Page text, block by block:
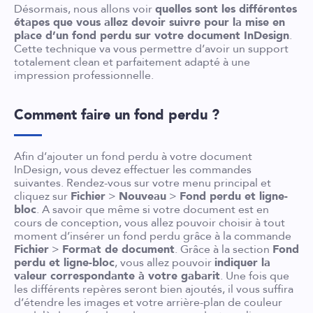
Désormais, nous allons voirquelles sont les différentes
étapes que vous allez devoir suivre pour la mise en
place d’un fond perdu sur votre document InDesign.
Cette technique va vous permettre d’avoir un support
totalement clean et parfaitement adapté à une
impression professionnelle.
Comment faire un fond perdu ?
Afin d’ajouter un fond perdu à votre document
InDesign, vous devez effectuer les commandes
suivantes. Rendez-vous sur votre menu principal et
cliquez sur Fichier > Nouveau > Fond perdu et ligne-
bloc. A savoir que même si votre document est en
cours de conception, vous allez pouvoir choisir à tout
moment d’insérer un fond perdu grâce à la commande
Fichier > Format de document. Grâce à la section Fond
perdu et ligne-bloc, vous allez pouvoir indiquer la
valeur correspondante à votre gabarit. Une fois que
les différents repères seront bien ajoutés, il vous suffira
d’étendre les images et votre arrière-plan de couleur